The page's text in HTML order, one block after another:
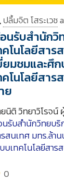
ปลื้มจิต โสระเวช
นรับสำนักวิ
คโนโลยีสาร
ยมชมและศึ
คโนโลยีสาร
ย
นิติ วิทยาวิโรจน์
รับสำนักวิทยบริ
สนเทศ มทร.ล้า
บเทคโนโลยีสาร
0